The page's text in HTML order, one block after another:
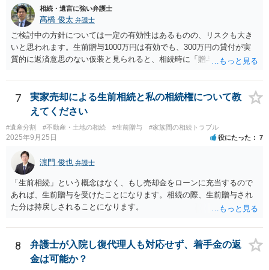
相続・遺言に強い弁護士
髙橋 俊太 弁護士
ご検討中の方針については一定の有効性はあるものの、リスクも大き
いと思われます。生前贈与1000万円は有効でも、300万円の貸付が実
質的に返済意思のない仮装と見られると、相続時に「贈与」と評価さ
法として考えられるものとしては、 ①信託（家族信託・目的信託） 財
産を信託口に移し、受託者（信頼できる友人や専門職）に管理させ、
・生存中はあなたの生活費・介護費に優先充当 ・残余を友人や慈善団
体へ と使途を厳格に指定。相続ではなく信託帰属になるため、子の関
与を大きく排除できます。 ②遺言＋生命保険の組合せ 生活資金は手元
に残し、余剰資金で受取人を友人・団体にした保険を活用。保険金は
相続財産とは別枠で、遺留分対策にも有効と思われます。 ③負担付死
因贈与 「介護・見守り等を条件に、死亡時に財産を渡す」契約。条件
不履行なら無効にでき、老後の安心を担保できます。 ④ 寄附予約＋解
除条件 慈善団体への寄附を予約しつつ、資金不足時は解除できる条項
を設定。 などがあり得るかと思われます。
7
実家売却による生前相続と私の相続権について教
えてください
#遺産分割 #不動産・土地の相続 #生前贈与 #家族間の相続トラブル
2025年9月25日 役にたった 7
濵門 俊也 弁護士
「生前相続」という概念はなく、もし売却金をローンに充当するので
あれば、生前贈与を受けたことになります。相続の際、生前贈与され
た分は持戻しされることになります。
8
弁護士が入院し復代理人も対応せず、着手金の返
金は可能か？